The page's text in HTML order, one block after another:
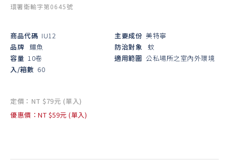
環署衛輸字第0645號
商品代碼 IU12
品牌 鱷魚
容量 10卷
入/箱數 60
主要成份 美特寧
防治對象 蚊
適用範圍 公私場所之室內外環境
定價：NT $79元 (單入)
優惠價：NT $59元 (單入)